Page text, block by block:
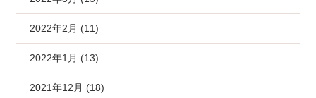
2022年2月 (11)
2022年1月 (13)
2021年12月 (18)